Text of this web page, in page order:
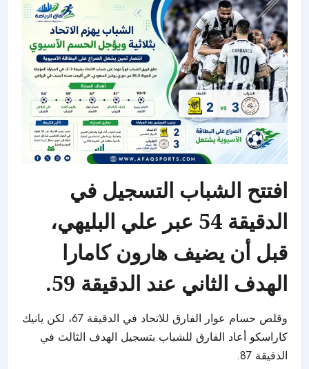
افتتح الشباب التسجيل في
الدقيقة 54 عبر علي البليهي،
قبل أن يضيف هارون كامارا
الهدف الثاني عند الدقيقة 59.
وقلص حسام عوار الفارق للاتحاد في الدقيقة 67، لكن يانيك
كاراسكو أعاد الفارق للشباب بتسجيل الهدف الثالث في
الدقيقة 87.